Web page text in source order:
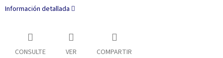
Información detallada
CONSULTE VER COMPARTIR